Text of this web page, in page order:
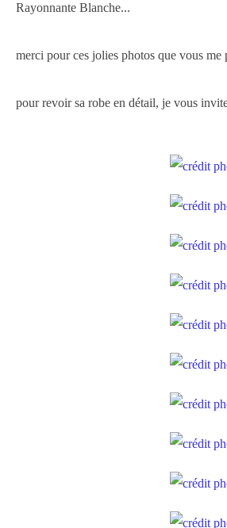
Rayonnante Blanche...
merci pour ces jolies photos que vous me
pour revoir sa robe en détail, je vous